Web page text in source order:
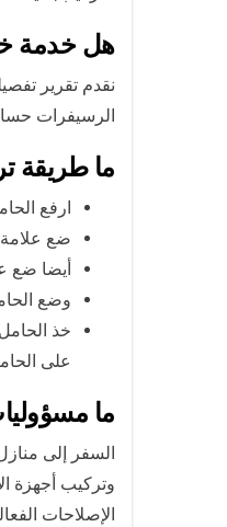
هل خدمة
نقدم تقرير
الرسيفرات
ما طريقة
ارفع
ضع
أيضا ضع
وضع
خذ
على
ما
السفر إلى
وتركيب أجهزة
الإصلاحات